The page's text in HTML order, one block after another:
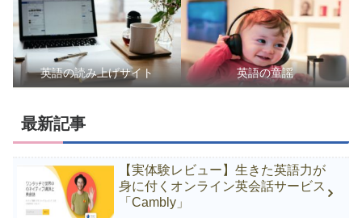
英語の読み上げサイト 英語の童謡
最新記事
【実体験レビュー】生きた英語力が
身に付くオンライン英会話サービス
「Cambly」